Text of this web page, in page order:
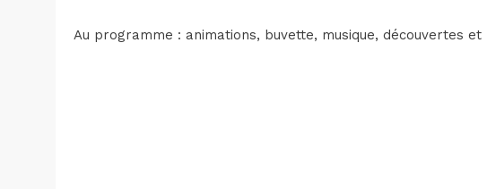
Au programme : animations, buvette, musique, découvertes